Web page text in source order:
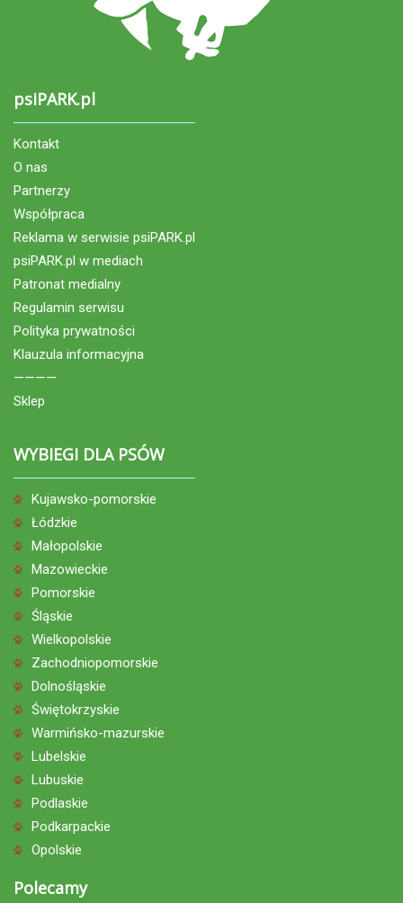
psiPARK.pl
Kontakt
O nas
Partnerzy
Współpraca
Reklama w serwisie psiPARK.pl
psiPARK.pl w mediach
Patronat medialny
Regulamin serwisu
Polityka prywatności
Klauzula informacyjna
————
Sklep
WYBIEGI DLA PSÓW
Kujawsko-pomorskie
Łódzkie
Małopolskie
Mazowieckie
Pomorskie
Śląskie
Wielkopolskie
Zachodniopomorskie
Dolnośląskie
Świętokrzyskie
Warmińsko-mazurskie
Lubelskie
Lubuskie
Podlaskie
Podkarpackie
Opolskie
Polecamy